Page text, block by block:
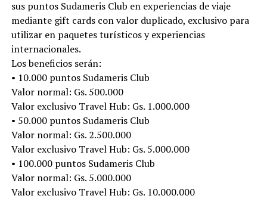
sus puntos Sudameris Club en experiencias de viaje
mediante gift cards con valor duplicado, exclusivo para
utilizar en paquetes turísticos y experiencias
internacionales.
Los beneficios serán:
• 10.000 puntos Sudameris Club
Valor normal: Gs. 500.000
Valor exclusivo Travel Hub: Gs. 1.000.000
• 50.000 puntos Sudameris Club
Valor normal: Gs. 2.500.000
Valor exclusivo Travel Hub: Gs. 5.000.000
• 100.000 puntos Sudameris Club
Valor normal: Gs. 5.000.000
Valor exclusivo Travel Hub: Gs. 10.000.000